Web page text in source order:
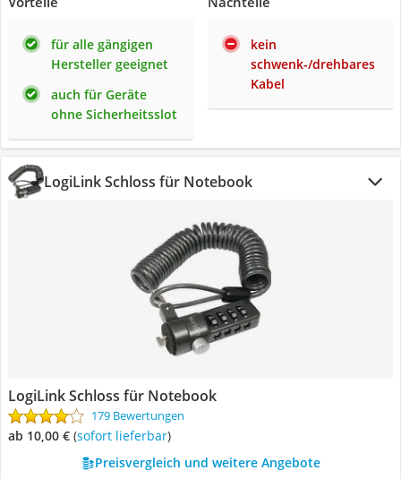
für alle gängigen
Hersteller geeignet
auch für Geräte
ohne Sicherheitsslot
kein
schwenk-/drehbares
Kabel
LogiLink Schloss für Notebook
LogiLink Schloss für Notebook
179 Bewertungen
ab 10,00 € ( Sofort lieferbar)
Preisvergleich und weitere Angebote